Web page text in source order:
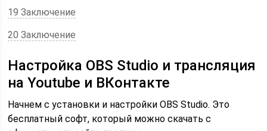
19 Заключение
20 Заключение
Настройка OBS Studio и трансляция
на Youtube и ВКонтакте
Начнем с установки и настройки OBS Studio. Это
бесплатный софт, который можно скачать с